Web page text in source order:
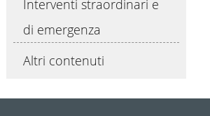
Interventi straordinari e
di emergenza
Altri contenuti